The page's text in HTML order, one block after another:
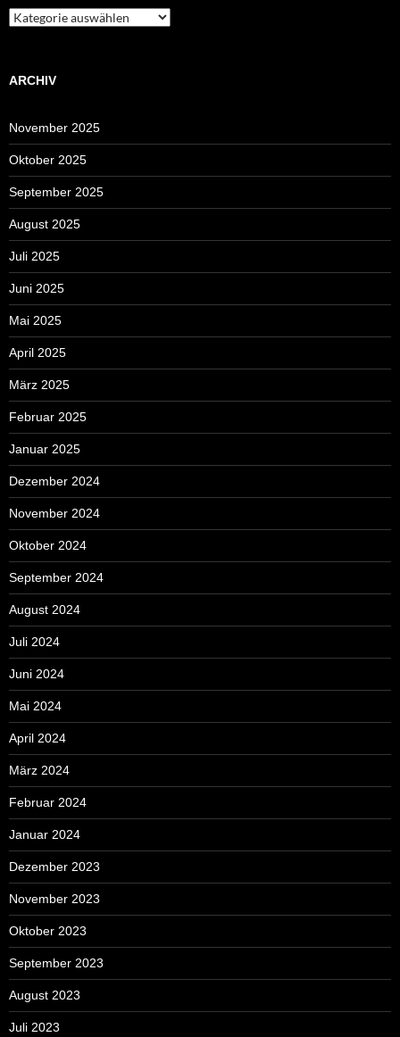
Kategorien
ARCHIV
November 2025
Oktober 2025
September 2025
August 2025
Juli 2025
Juni 2025
Mai 2025
April 2025
März 2025
Februar 2025
Januar 2025
Dezember 2024
November 2024
Oktober 2024
September 2024
August 2024
Juli 2024
Juni 2024
Mai 2024
April 2024
März 2024
Februar 2024
Januar 2024
Dezember 2023
November 2023
Oktober 2023
September 2023
August 2023
Juli 2023